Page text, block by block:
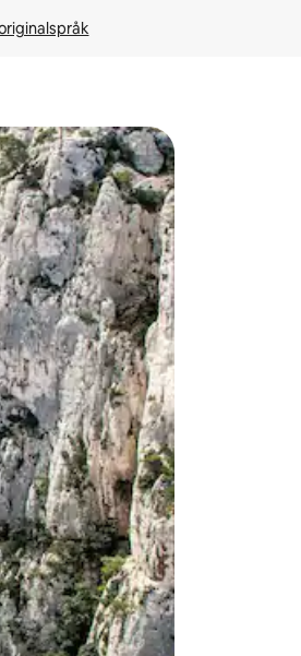
svepa.